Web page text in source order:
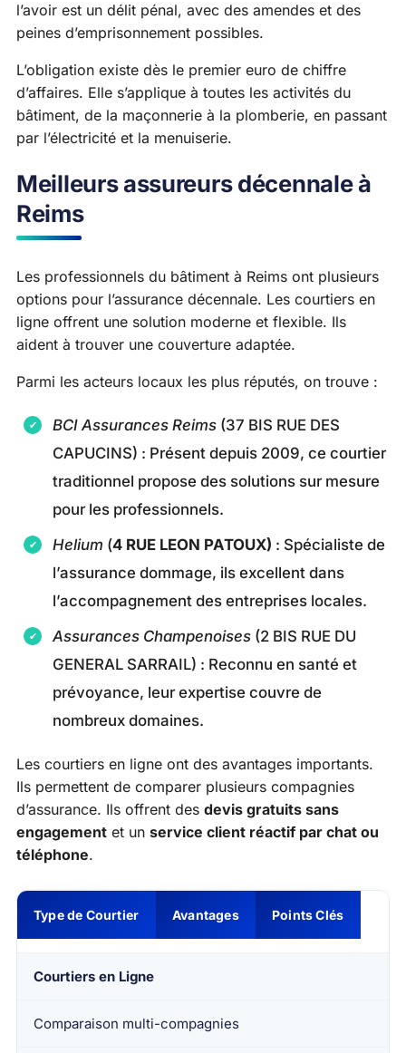
l’avoir est un délit pénal, avec des amendes et des
peines d’emprisonnement possibles.
L’obligation existe dès le premier euro de chiffre
d’affaires. Elle s’applique à toutes les activités du
bâtiment, de la maçonnerie à la plomberie, en passant
par l’électricité et la menuiserie.
Meilleurs assureurs décennale à
Reims
Les professionnels du bâtiment à Reims ont plusieurs
options pour l’assurance décennale. Les courtiers en
ligne offrent une solution moderne et flexible. Ils
aident à trouver une couverture adaptée.
Parmi les acteurs locaux les plus réputés, on trouve :
BCI Assurances Reims (37 BIS RUE DES
CAPUCINS) : Présent depuis 2009, ce courtier
traditionnel propose des solutions sur mesure
pour les professionnels.
Helium (4 RUE LEON PATOUX) : Spécialiste de
l’assurance dommage, ils excellent dans
l’accompagnement des entreprises locales.
Assurances Champenoises (2 BIS RUE DU
GENERAL SARRAIL) : Reconnu en santé et
prévoyance, leur expertise couvre de
nombreux domaines.
Les courtiers en ligne ont des avantages importants.
Ils permettent de comparer plusieurs compagnies
d’assurance. Ils offrent des devis gratuits sans
engagement et un service client réactif par chat ou
téléphone.
Type de Courtier Avantages Points Clés
Courtiers en Ligne
Comparaison multi-compagnies